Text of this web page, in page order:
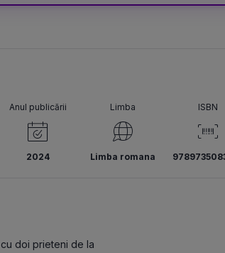
Anul publicării
2024
Limba
Limba romana
ISBN
doi prieteni de la